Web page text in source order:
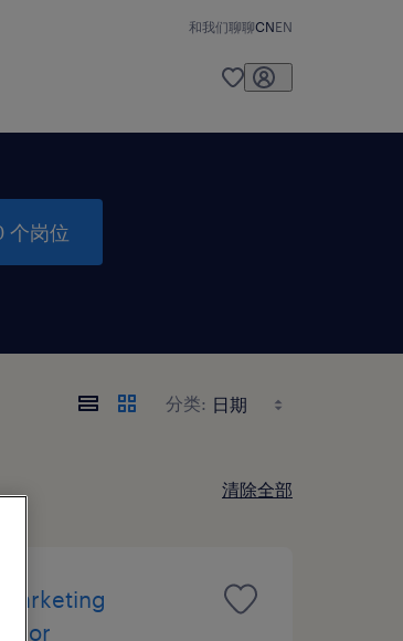
和我们聊聊CNEN
个岗位
分类:
清除全部